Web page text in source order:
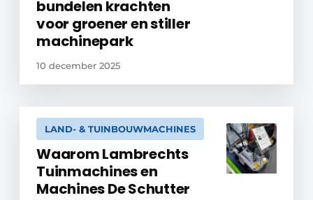
bundelen krachten
voor groener en stiller
machinepark
10 december 2025
LAND- & TUINBOUWMACHINES
Waarom Lambrechts
Tuinmachines en
Machines De Schutter